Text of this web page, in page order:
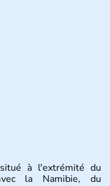
à l'extrémité du
la Namibie, du